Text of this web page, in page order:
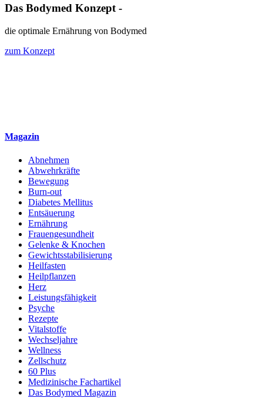
Das Bodymed Konzept -
die optimale Ernährung von Bodymed
zum Konzept
Magazin
Abnehmen
Abwehrkräfte
Bewegung
Burn-out
Diabetes Mellitus
Entsäuerung
Ernährung
Frauengesundheit
Gelenke & Knochen
Gewichtsstabilisierung
Heilfasten
Heilpflanzen
Herz
Leistungsfähigkeit
Psyche
Rezepte
Vitalstoffe
Wechseljahre
Wellness
Zellschutz
60 Plus
Medizinische Fachartikel
Das Bodymed Magazin